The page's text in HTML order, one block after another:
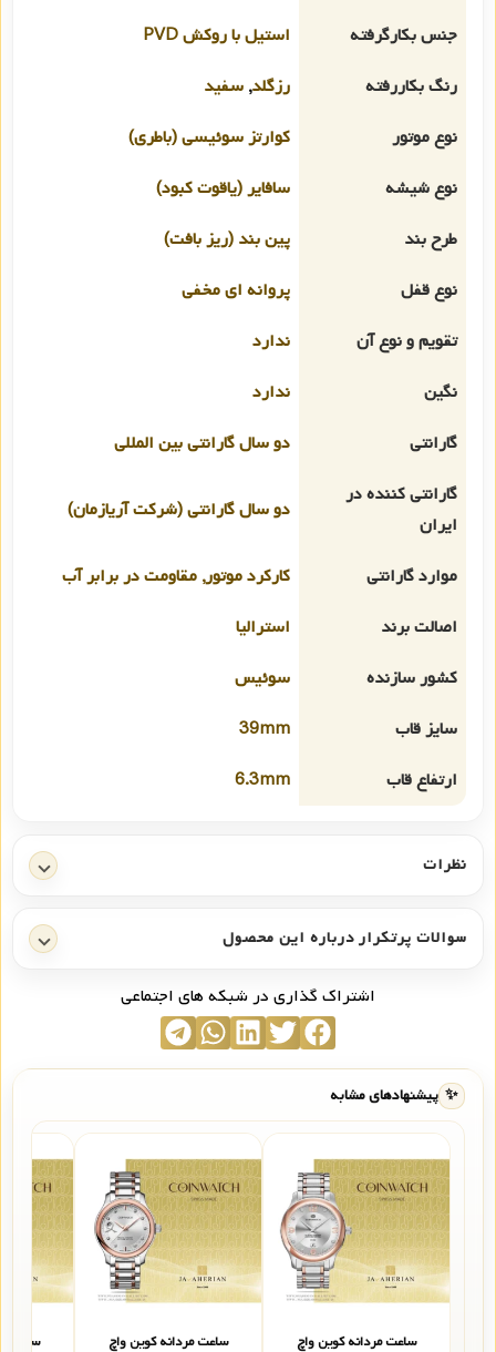
جنس بکارگرفته
استیل با روکش PVD
رنگ بکاررفته
رزگلد, سفید
نوع موتور
کوارتز سوئیسی (باطری)
نوع شیشه
سافایر (یاقوت کبود)
طرح بند
پین بند (ریز بافت)
نوع قفل
پروانه ای مخفی
تقویم و نوع آن
ندارد
نگین
ندارد
گارانتی
دو سال گارانتی بین المللی
گارانتی کننده در
ایران
دو سال گارانتی (شرکت آریازمان)
موارد گارانتی
کارکرد موتور, مقاومت در برابر آب
اصالت برند
استرالیا
کشور سازنده
سوئیس
سایز قاب
39mm
ارتفاع قاب
6.3mm
نظرات
سوالات پرتکرار درباره این محصول
اشتراک گذاری در شبکه های اجتماعی
✨ پیشنهادهای مشابه
ساعت مردانه کوین واچ
ساعت مردانه کوین واچ
ساعت